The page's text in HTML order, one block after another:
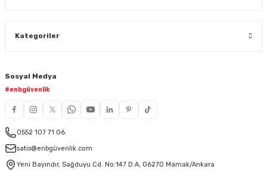
Kategoriler
Sosyal Medya
#enbgüvenlik
0552 107 71 06
satis@enbgüvenlik.com
Yeni Bayındır, Sağduyu Cd. No:147 D:A, 06270 Mamak/Ankara